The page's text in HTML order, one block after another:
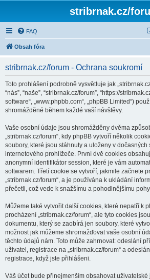
stribrnak.cz/
FAQ
Obsah fóra
stribrnak.cz/forum - Ochrana soukromí
Toto prohlášení podrobně vysvětluje jak
“nás”, “naše”, “stribrnak.cz/forum”, “https://
software“, „www.phpbb.com“, „phpBB Limited“)
shromážděné během každé vaší návštěvy.
Vaše osobní údaje jsou shromážděny dvěma
„stribrnak.cz/forum“, kdy phpBB vytvoří několik
soubory, které jsou stáhnuty a uloženy v
internetového prohlížeče. První dvě cookies
anonymní identifikátor session, které je vám
softwarem. Třetí cookie se vytvoří, jakmile začnete
„stribrnak.cz/forum“, a je používána k ukládání
přečetli, což vede k snažšímu a pohodlnějšímu
Můžeme také vytvořit další cookies, které nepatří k
procházení „stribrnak.cz/forum“, ale tyto cookies
dokumentu, který se zaobírá jen soubory, které
možnost jak můžeme shromažďovat vaše osobní
těchto údajů nám. Toto může zahrnovat: odeslání
uživatel, registrace na „stribrnak.cz/forum“ a
registrace, když jste přihlášeni.
Váš účet bude přinejmenším obsahovat